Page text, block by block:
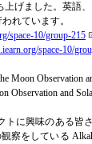
上げました。英語
れています。
space-10/group-215
space-10/
Moon Observation
Observation and
トに興味のある皆
観察をしている